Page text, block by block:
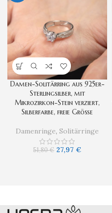
Damen-Solitärring aus 925er-
Sterlingsilber, mit
Mikrozirkon-Stein verziert,
Silberfarbe, freie Größe
Damenringe, Solitärringe
51,80€ 27,97 €